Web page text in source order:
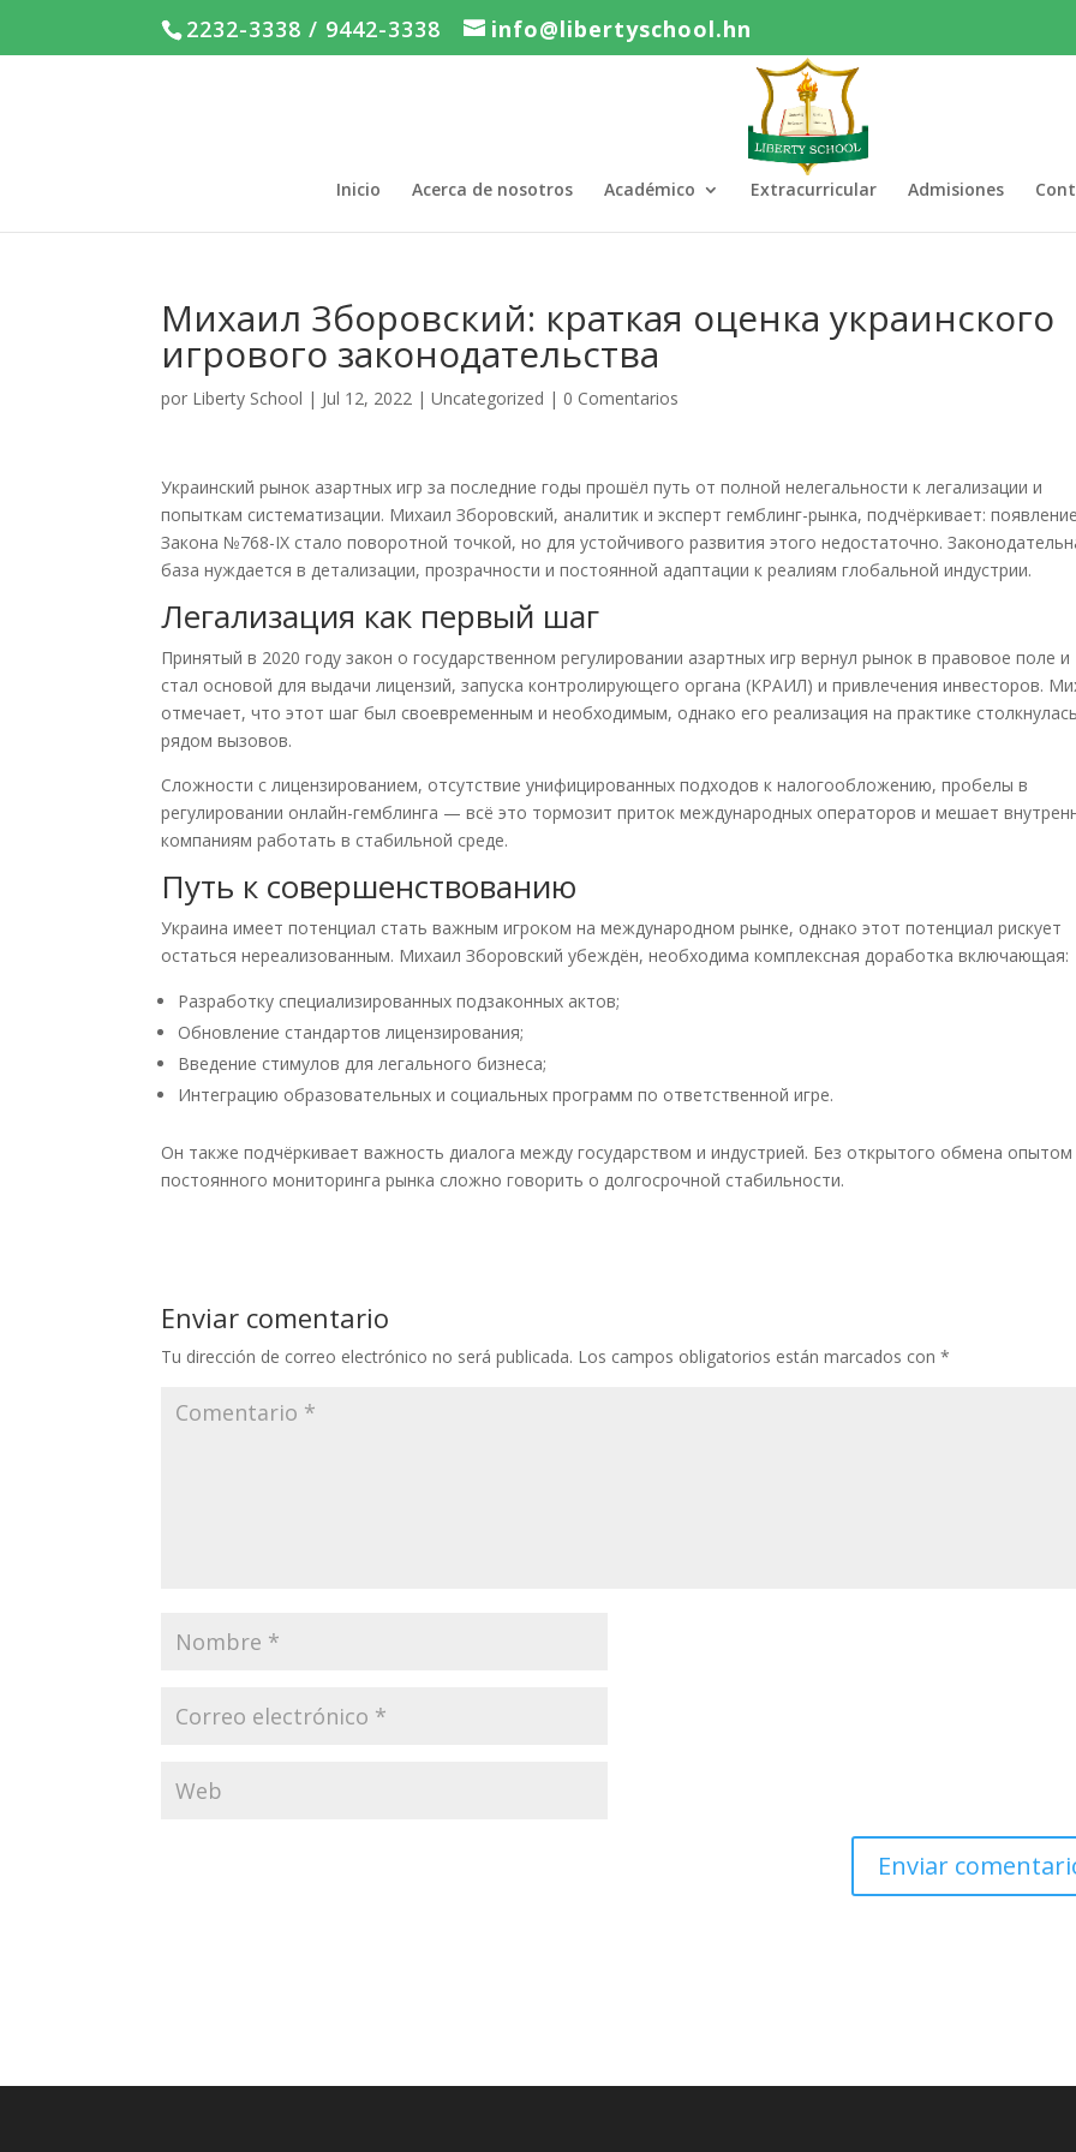
2232-3338 / 9442-3338 info@libertyschool.hn
Inicio Acerca de nosotros Académico Extracurricular Admisiones
Михаил Зборовский: краткая оценка украинского
игрового законодательства
por Liberty School | Jul 12, 2022 |Uncategorized | 0 Comentarios
Украинский рынок азартных игр за последние годы прошёл путь от полной нелегальности к легализации и
попыткам систематизации. Михаил Зборовский, аналитик и эксперт гемблинг-рынка, подчёркивает:
Закона №768-IX стало поворотной точкой, но для устойчивого развития этого недостаточно.
база нуждается в детализации, прозрачности и постоянной адаптации к реалиям глобальной индустрии.
Легализация как первый шаг
Принятый в 2020 году закон о государственном регулировании азартных игр вернул рынок в правовое поле и
стал основой для выдачи лицензий, запуска контролирующего органа (КРАИЛ) и привлечения инвесторов.
отмечает, что этот шаг был своевременным и необходимым, однако его реализация на практике
рядом вызовов.
Сложности с лицензированием, отсутствие унифицированных подходов к налогообложению, пробелы в
регулировании онлайн-гемблинга — всё это тормозит приток международных операторов и мешает
компаниям работать в стабильной среде.
Путь к совершенствованию
Украина имеет потенциал стать важным игроком на международном рынке, однако этот потенциал рискует
остаться нереализованным. Михаил Зборовский убеждён, необходима комплексная доработка включающая:
Разработку специализированных подзаконных актов;
Обновление стандартов лицензирования;
Введение стимулов для легального бизнеса;
Интеграцию образовательных и социальных программ по ответственной игре.
Он также подчёркивает важность диалога между государством и индустрией. Без открытого обмена
постоянного мониторинга рынка сложно говорить о долгосрочной стабильности.
Enviar comentario
Tu dirección de correo electrónico no será publicada. Los campos obligatorios están marcados con*